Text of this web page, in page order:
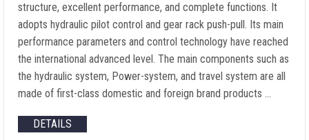
structure, excellent performance, and complete functions. It
adopts hydraulic pilot control and gear rack push-pull. Its main
performance parameters and control technology have reached
the international advanced level. The main components such as
the hydraulic system, Power-system, and travel system are all
made of first-class domestic and foreign brand products …
DETAILS